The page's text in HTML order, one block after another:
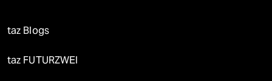
taz Blogs
taz FUTURZWEI